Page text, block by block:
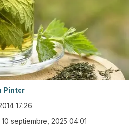
Pintor
17:26
10 septiembre, 2025 04:01